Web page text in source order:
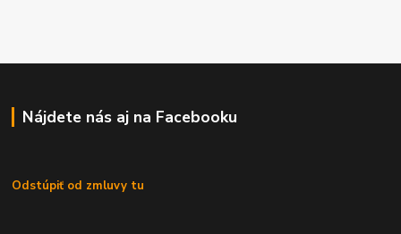
Nájdete nás aj na Facebooku
Odstúpiť od zmluvy tu